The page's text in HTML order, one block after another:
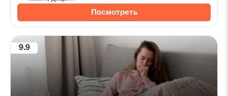
Посмотреть
9.9